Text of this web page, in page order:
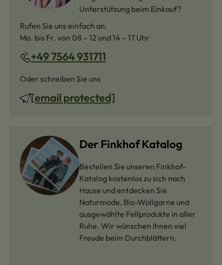
Unterstützung beim Einkauf?
Rufen Sie uns einfach an.
Mo. bis Fr. von 08 – 12 und 14 – 17 Uhr
+49 7564 931711
Oder schreiben Sie uns
[email protected]
Der Finkhof Katalog
Bestellen Sie unseren Finkhof-
Katalog kostenlos zu sich nach
Hause und entdecken Sie
Naturmode, Bio-Wollgarne und
ausgewählte Fellprodukte in aller
Ruhe. Wir wünschen Ihnen viel
Freude beim Durchblättern.